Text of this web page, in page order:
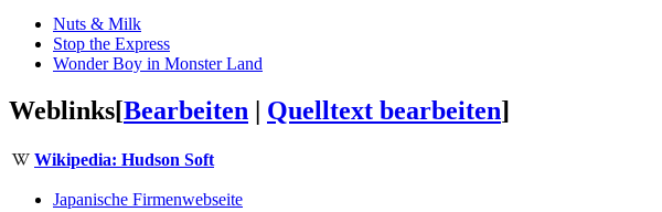
Nuts & Milk
Stop the Express
Wonder Boy in Monster Land
Weblinks[Bearbeiten | Quelltext bearbeiten]
Wikipedia: Hudson Soft
Japanische Firmenwebseite